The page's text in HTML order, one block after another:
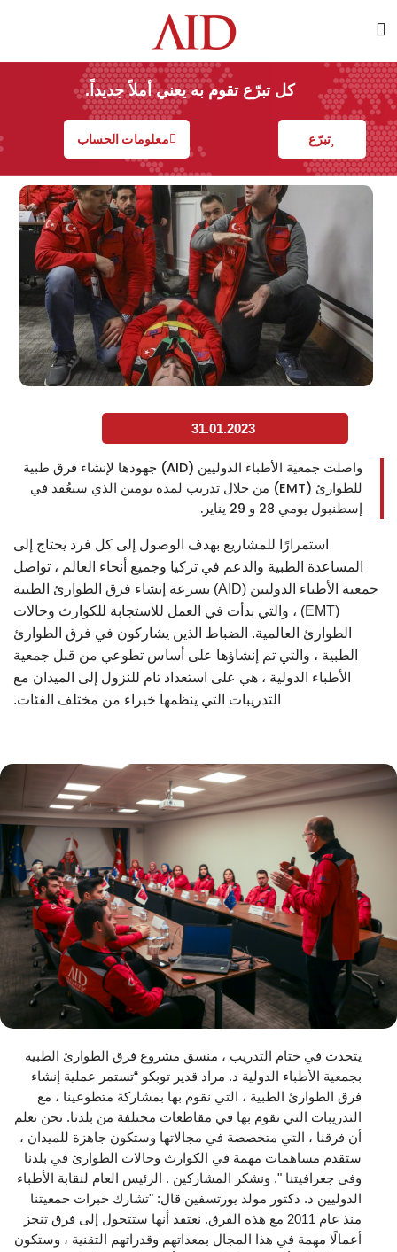
كل تبرّع تقوم به يعني أملاً جديداً.
تبرّع معلومات الحساب
31.01.2023
واصلت جمعية الأطباء الدوليين (AID) جهودها لإنشاء فرق طبية
للطوارئ (EMT) من خلال تدريب لمدة يومين الذي سيعُقد في
إسطنبول يومي 28 و 29 يناير.
استمرارًا للمشاريع بهدف الوصول إلى كل فرد يحتاج إلى
المساعدة الطبية والدعم في تركيا وجميع أنحاء العالم ، تواصل
جمعية الأطباء الدوليين (AID) بسرعة إنشاء فرق الطوارئ الطبية
(EMT) ، والتي بدأت في العمل للاستجابة للكوارث وحالات
الطوارئ العالمية. الضباط الذين يشاركون في فرق الطوارئ
الطبية ، والتي تم إنشاؤها على أساس تطوعي من قبل جمعية
الأطباء الدولية ، هي على استعداد تام للنزول إلى الميدان مع
التدريبات التي ينظمها خبراء من مختلف الفئات.
يتحدث في ختام التدريب ، منسق مشروع فرق الطوارئ الطبية
بجمعية الأطباء الدولية د. مراد قدير توبكو “تستمر عملية إنشاء
فرق الطوارئ الطبية ، التي نقوم بها بمشاركة متطوعينا ، مع
التدريبات التي نقوم بها في مقاطعات مختلفة من بلدنا. نحن نعلم
أن فرقنا ، التي متخصصة في مجالاتها وستكون جاهزة للميدان ،
ستقدم مساهمات مهمة في الكوارث وحالات الطوارئ في بلدنا
وفي جغرافيتنا ". ونشكر المشاركين . الرئيس العام لنقابة الأطباء
الدوليين د. دكتور مولد يورتسفين قال: "تشارك خبرات جمعيتنا
منذ عام 2011 مع هذه الفرق. نعتقد أنها ستتحول إلى فرق تنجز
أعمالًا مهمة في هذا المجال بمعداتهم وقدراتهم التقنية ، وستكون